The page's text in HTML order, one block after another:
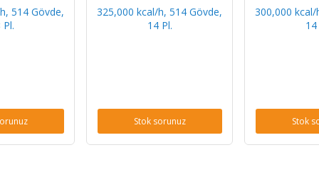
514 Gövde,
Pl.
325,000 kcal/h, 514 Gövde,
14 Pl.
Stok sorunuz
300,000
14
Stok